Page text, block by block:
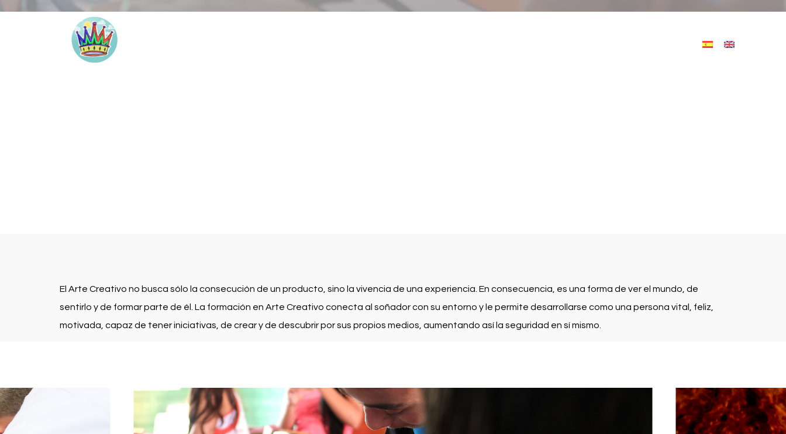
El Arte Creativo no busca sólo la consecución de un producto, sino la vivencia de una experiencia. En consecuencia, es una forma de ver el mundo, de
sentirlo y de formar parte de él. La formación en Arte Creativo conecta al soñador con su entorno y le permite desarrollarse como una persona vital, feliz,
motivada, capaz de tener iniciativas, de crear y de descubrir por sus propios medios, aumentando así la seguridad en sí mismo.